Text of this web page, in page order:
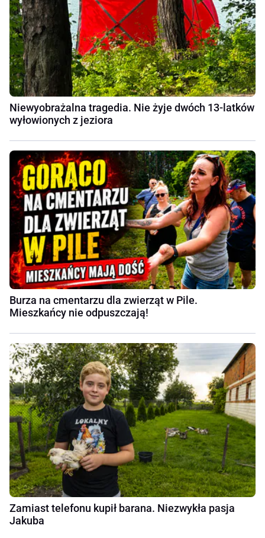
Niewyobrażalna tragedia. Nie żyje dwóch 13-latków
wyłowionych z jeziora
Burza na cmentarzu dla zwierząt w Pile.
Mieszkańcy nie odpuszczają!
Zamiast telefonu kupił barana. Niezwykła pasja
Jakuba